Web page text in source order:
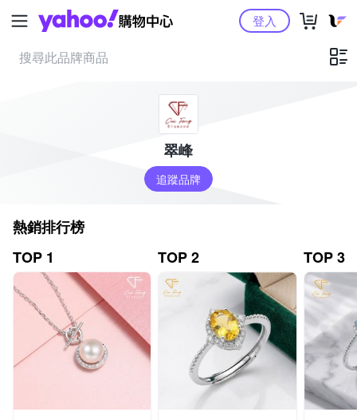
Yahoo購物中心登入
翠峰
追蹤品牌
熱銷排行榜
TOP 1
TOP 2 TOP 3